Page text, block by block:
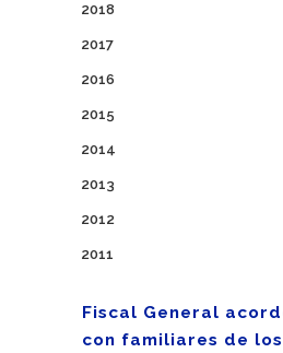
2018
2017
2016
2015
2014
2013
2012
2011
Fiscal General
con familiares de los